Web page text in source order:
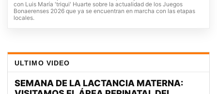
con Luis María 'triqui' Huarte sobre la actualidad de los Juegos
Bonaerenses 2026 que ya se encuentran en marcha con las etapas
locales.
ULTIMO VIDEO